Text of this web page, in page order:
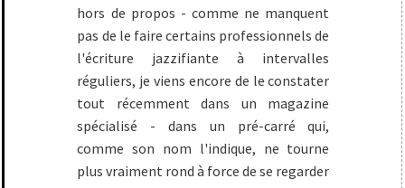
hors de propos - comme ne manquent
pas de le faire certains professionnels de
l'écriture jazzifiante à intervalles
réguliers, je viens encore de le constater
tout récemment dans un magazine
spécialisé - dans un pré-carré qui,
comme son nom l'indique, ne tourne
plus vraiment rond à force de se regarder